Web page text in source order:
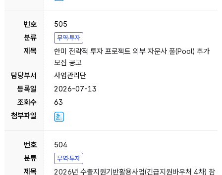
505
무역·투자
한미 전략적 투자 프로젝트 외부 자문사 풀(Pool) 추가
모집 공고
사업관리단
2026-07-13
63
504
무역·투자
2026년 수출지원기반활용사업(긴급지원바우처 4차) 참